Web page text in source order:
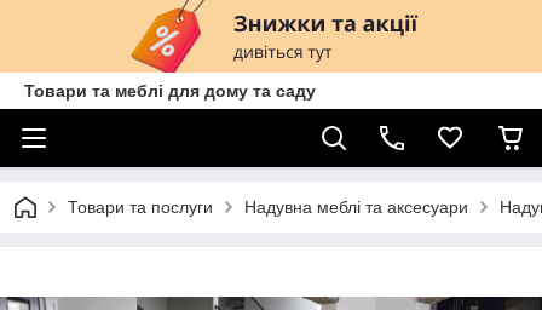
Товари та меблі для дому та саду
Товари та послуги Надувна меблі та аксесуари